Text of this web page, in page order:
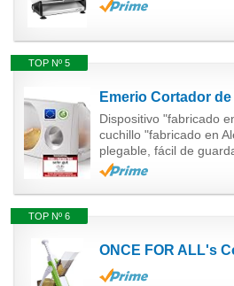
TOP Nº 5
Dispositivo "fabricado
cuchillo "fabricado en
plegable, fácil de
TOP Nº 6